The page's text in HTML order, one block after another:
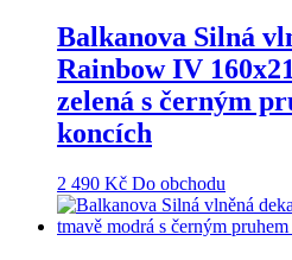
Balkanova Silná
Rainbow IV
zelená s černým
koncích
2 490 Kč Do obchodu